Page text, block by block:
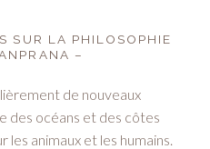
SUR LA PHILOSOPHIE
–
de nouveaux
des océans et des côtes
animaux et les humains.